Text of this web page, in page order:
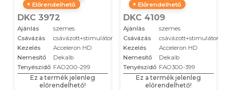
Előrendelhető
DKC 3972
Ajánlás
szemes
Csávázás
csávázott+stimulátor
Kezelés
Acceleron HD
Nemesítő
Dekalb
Tenyészidő FAO200-299
Ez a termék jelenleg
előrendelhető!
Előrendelhető
DKC 4109
Ajánlás
szemes
Csávázás
csávázott+stimulátor
Kezelés
Acceleron HD
Nemesítő
Dekalb
Tenyészidő FAO300-399
Ez a termék jelenleg
előrendelhető!